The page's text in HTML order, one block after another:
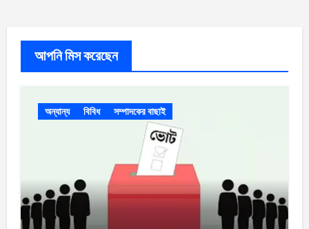
আপনি মিস করেছেন
অন্যান্য বিবিধ সম্পাদকের বাছাই